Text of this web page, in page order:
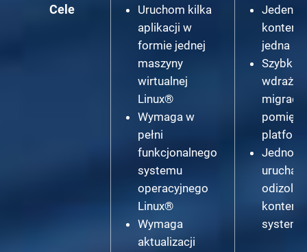
Cele
Uruchom kilka
aplikacji w
formie jednej
maszyny
wirtualnej
Linux®
Wymaga w
pełni
funkcjonalnego
systemu
operacyjnego
Linux®
Wymaga
aktualizacji
Jeden
jedna
Szybkie
migracja